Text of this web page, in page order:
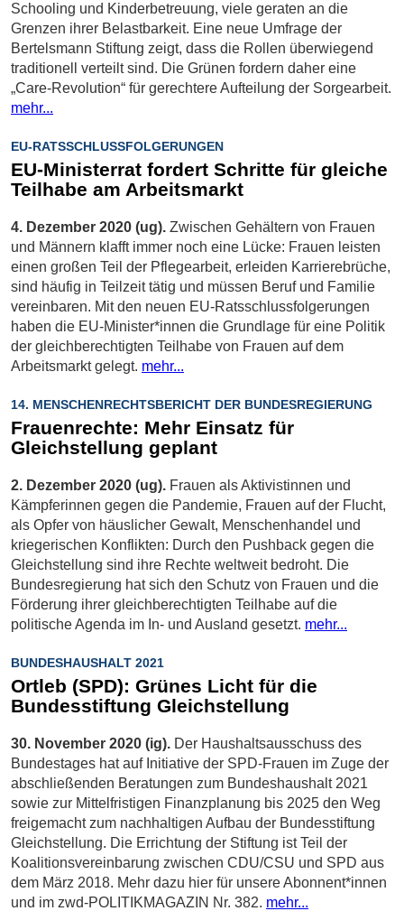
Schooling und Kinderbetreuung, viele geraten an die
Grenzen ihrer Belastbarkeit. Eine neue Umfrage der
Bertelsmann Stiftung zeigt, dass die Rollen überwiegend
traditionell verteilt sind. Die Grünen fordern daher eine
„Care-Revolution“ für gerechtere Aufteilung der Sorgearbeit.
mehr...
EU-RATSSCHLUSSFOLGERUNGEN
EU-Ministerrat fordert Schritte für gleiche
Teilhabe am Arbeitsmarkt
4. Dezember 2020 (ug). Zwischen Gehältern von Frauen
und Männern klafft immer noch eine Lücke: Frauen leisten
einen großen Teil der Pflegearbeit, erleiden Karrierebrüche,
sind häufig in Teilzeit tätig und müssen Beruf und Familie
vereinbaren. Mit den neuen EU-Ratsschlussfolgerungen
haben die EU-Minister*innen die Grundlage für eine Politik
der gleichberechtigten Teilhabe von Frauen auf dem
Arbeitsmarkt gelegt. mehr...
14. MENSCHENRECHTSBERICHT DER BUNDESREGIERUNG
Frauenrechte: Mehr Einsatz für
Gleichstellung geplant
2. Dezember 2020 (ug). Frauen als Aktivistinnen und
Kämpferinnen gegen die Pandemie, Frauen auf der Flucht,
als Opfer von häuslicher Gewalt, Menschenhandel und
kriegerischen Konflikten: Durch den Pushback gegen die
Gleichstellung sind ihre Rechte weltweit bedroht. Die
Bundesregierung hat sich den Schutz von Frauen und die
Förderung ihrer gleichberechtigten Teilhabe auf die
politische Agenda im In- und Ausland gesetzt. mehr...
BUNDESHAUSHALT 2021
Ortleb (SPD): Grünes Licht für die
Bundesstiftung Gleichstellung
30. November 2020 (ig). Der Haushaltsausschuss des
Bundestages hat auf Initiative der SPD-Frauen im Zuge der
abschließenden Beratungen zum Bundeshaushalt 2021
sowie zur Mittelfristigen Finanzplanung bis 2025 den Weg
freigemacht zum nachhaltigen Aufbau der Bundesstiftung
Gleichstellung. Die Errichtung der Stiftung ist Teil der
Koalitionsvereinbarung zwischen CDU/CSU und SPD aus
dem März 2018. Mehr dazu hier für unsere Abonnent*innen
und im zwd-POLITIKMAGAZIN Nr. 382. mehr...